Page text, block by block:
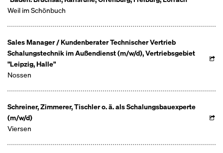
Weil im Schönbuch
Sales Manager / Kundenberater Technischer Vertrieb
Schalungstechnik im Außendienst (m/w/d), Vertriebsgebiet
"Leipzig, Halle"
Nossen
Schreiner, Zimmerer, Tischler o. ä. als Schalungsbauexperte
(m/w/d)
Viersen